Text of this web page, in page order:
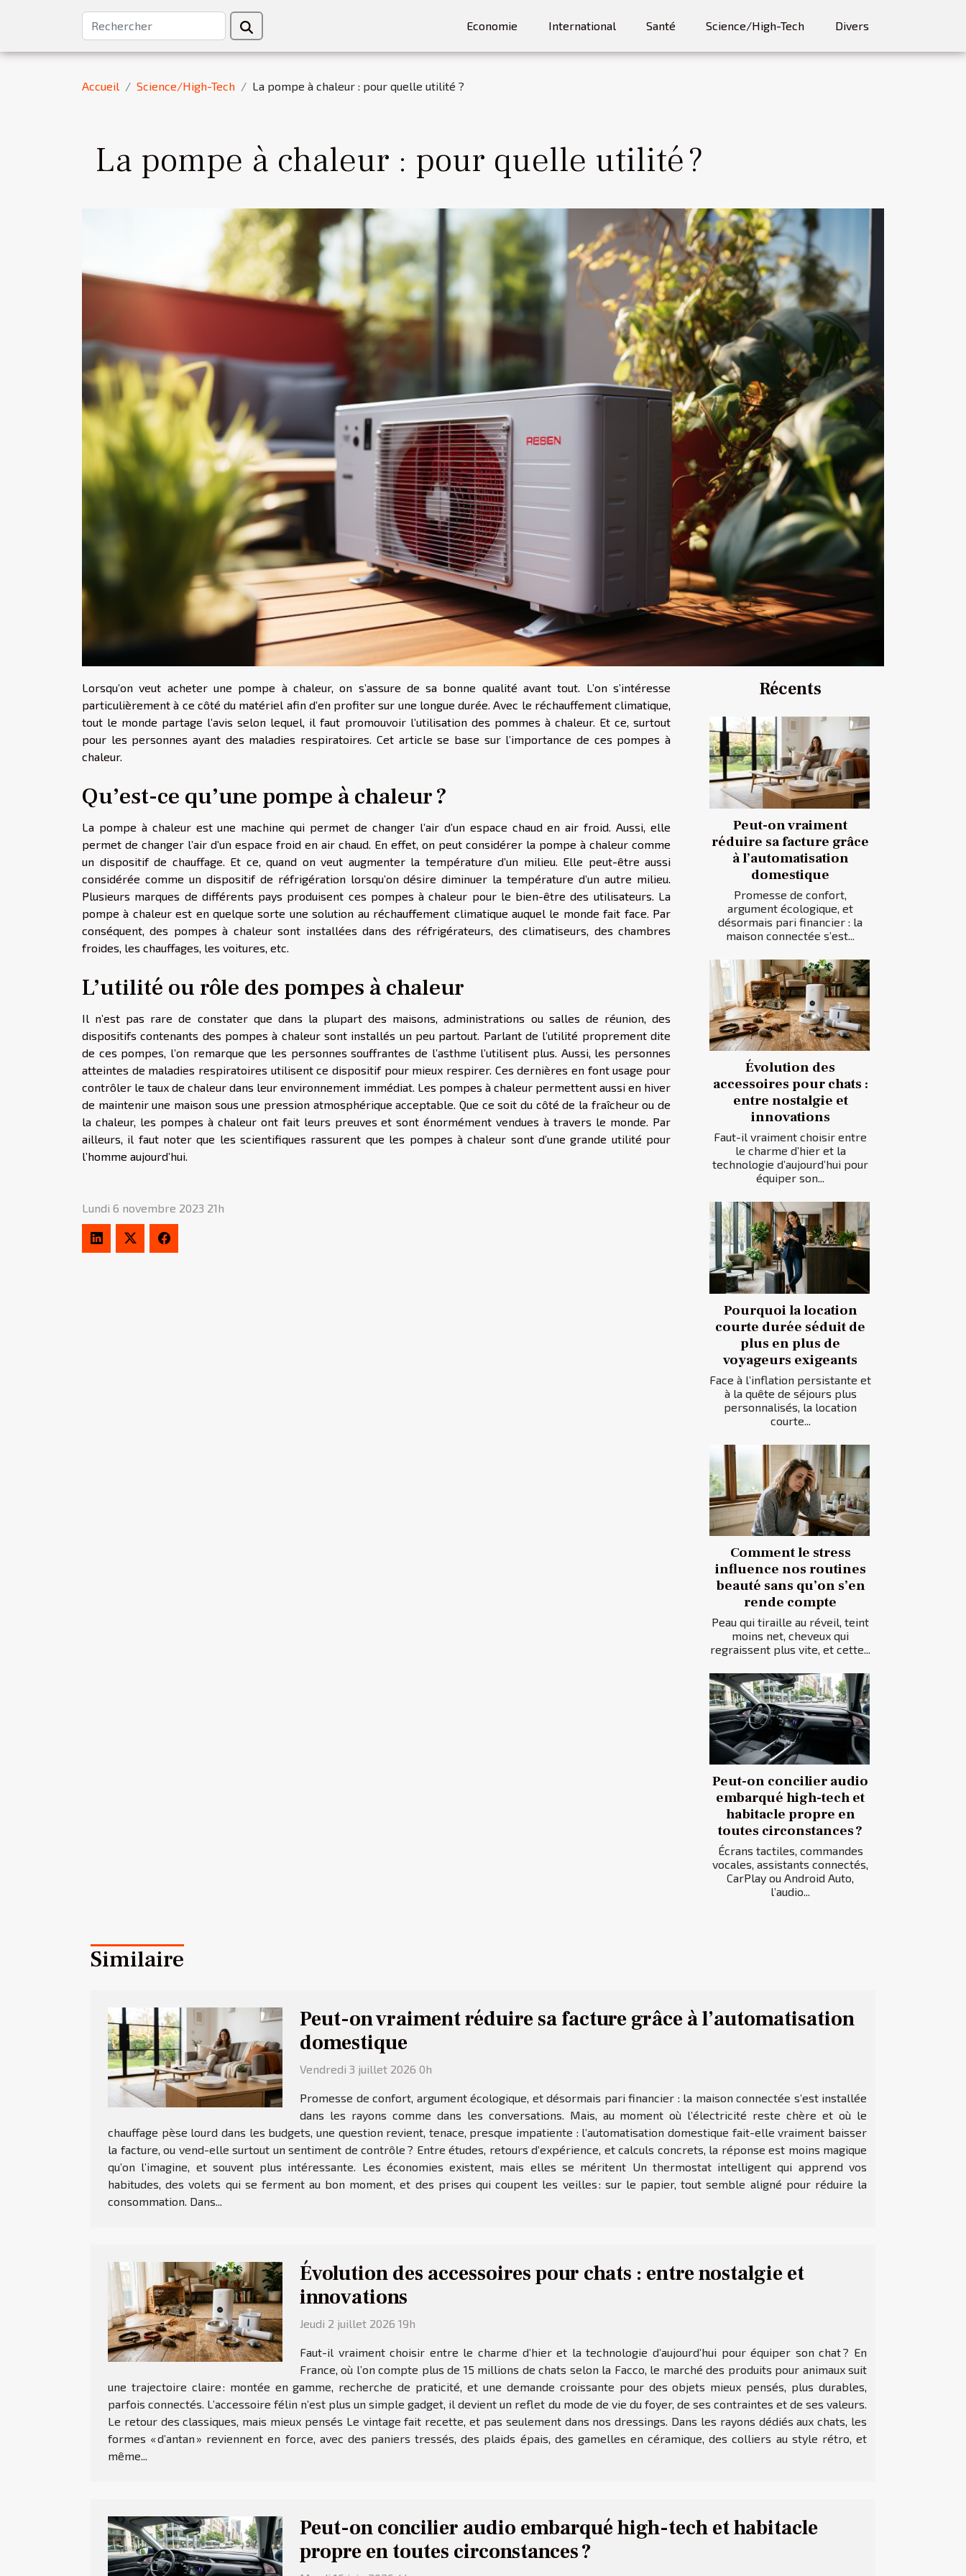
Economie International Santé Science/High-Tech Divers
Accueil Science/High-Tech La pompe à chaleur : pour quelle utilité ?
La pompe à chaleur : pour quelle utilité ?
Lorsqu’on veut acheter une pompe à chaleur, on s’assure de sa bonne qualité avant tout. L’on s’intéresse
particulièrement à ce côté du matériel afin d’en profiter sur une longue durée. Avec le réchauffement climatique,
tout le monde partage l’avis selon lequel, il faut promouvoir l’utilisation des pommes à chaleur. Et ce, surtout
pour les personnes ayant des maladies respiratoires. Cet article se base sur l’importance de ces pompes à
chaleur.
Qu’est-ce qu’une pompe à chaleur ?
La pompe à chaleur est une machine qui permet de changer l’air d’un espace chaud en air froid. Aussi, elle
permet de changer l’air d’un espace froid en air chaud. En effet, on peut considérer la pompe à chaleur comme
un dispositif de chauffage. Et ce, quand on veut augmenter la température d’un milieu. Elle peut-être aussi
considérée comme un dispositif de réfrigération lorsqu’on désire diminuer la température d’un autre milieu.
Plusieurs marques de différents pays produisent ces pompes à chaleur pour le bien-être des utilisateurs. La
pompe à chaleur est en quelque sorte une solution au réchauffement climatique auquel le monde fait face. Par
conséquent, des pompes à chaleur sont installées dans des réfrigérateurs, des climatiseurs, des chambres
froides, les chauffages, les voitures, etc.
L’utilité ou rôle des pompes à chaleur
Il n’est pas rare de constater que dans la plupart des maisons, administrations ou salles de réunion, des
dispositifs contenants des pompes à chaleur sont installés un peu partout. Parlant de l’utilité proprement dite
de ces pompes, l’on remarque que les personnes souffrantes de l’asthme l’utilisent plus. Aussi, les personnes
atteintes de maladies respiratoires utilisent ce dispositif pour mieux respirer. Ces dernières en font usage pour
contrôler le taux de chaleur dans leur environnement immédiat. Les pompes à chaleur permettent aussi en hiver
de maintenir une maison sous une pression atmosphérique acceptable. Que ce soit du côté de la fraîcheur ou de
la chaleur, les pompes à chaleur ont fait leurs preuves et sont énormément vendues à travers le monde. Par
ailleurs, il faut noter que les scientifiques rassurent que les pompes à chaleur sont d’une grande utilité pour
l’homme aujourd’hui.
Lundi 6 novembre 2023 21h
Récents
Peut-on vraiment
réduire sa facture grâce
à l’automatisation
domestique
Promesse de confort,
argument écologique, et
désormais pari financier : la
maison connectée s’est...
Évolution des
accessoires pour chats :
entre nostalgie et
innovations
Faut-il vraiment choisir entre
le charme d’hier et la
technologie d’aujourd’hui pour
équiper son...
Pourquoi la location
courte durée séduit de
plus en plus de
voyageurs exigeants
Face à l’inflation persistante et
à la quête de séjours plus
personnalisés, la location
courte...
Comment le stress
influence nos routines
beauté sans qu’on s’en
rende compte
Peau qui tiraille au réveil, teint
moins net, cheveux qui
regraissent plus vite, et cette...
Peut-on concilier audio
embarqué high-tech et
habitacle propre en
toutes circonstances ?
Écrans tactiles, commandes
vocales, assistants connectés,
CarPlay ou Android Auto,
l’audio...
Similaire
Peut-on vraiment réduire sa facture grâce à l’automatisation
domestique
Vendredi 3 juillet 2026 0h
Promesse de confort, argument écologique, et désormais pari financier : la maison connectée s’est installée
dans les rayons comme dans les conversations. Mais, au moment où l’électricité reste chère et où le
chauffage pèse lourd dans les budgets, une question revient, tenace, presque impatiente : l’automatisation domestique fait-elle vraiment baisser
la facture, ou vend-elle surtout un sentiment de contrôle ? Entre études, retours d’expérience, et calculs concrets, la réponse est moins magique
qu’on l’imagine, et souvent plus intéressante. Les économies existent, mais elles se méritent Un thermostat intelligent qui apprend vos
habitudes, des volets qui se ferment au bon moment, et des prises qui coupent les veilles : sur le papier, tout semble aligné pour réduire la
consommation. Dans...
Évolution des accessoires pour chats : entre nostalgie et
innovations
Jeudi 2 juillet 2026 19h
Faut-il vraiment choisir entre le charme d’hier et la technologie d’aujourd’hui pour équiper son chat ? En
France, où l’on compte plus de 15 millions de chats selon la Facco, le marché des produits pour animaux suit
une trajectoire claire : montée en gamme, recherche de praticité, et une demande croissante pour des objets mieux pensés, plus durables,
parfois connectés. L’accessoire félin n’est plus un simple gadget, il devient un reflet du mode de vie du foyer, de ses contraintes et de ses valeurs.
Le retour des classiques, mais mieux pensés Le vintage fait recette, et pas seulement dans nos dressings. Dans les rayons dédiés aux chats, les
formes « d’antan » reviennent en force, avec des paniers tressés, des plaids épais, des gamelles en céramique, des colliers au style rétro, et
même...
Peut-on concilier audio embarqué high-tech et habitacle
propre en toutes circonstances ?